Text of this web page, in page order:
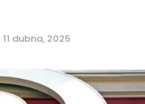
11 dubna, 2025